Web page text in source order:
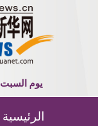
08 . 08 . 2026 يوم السبت
الرئيسية